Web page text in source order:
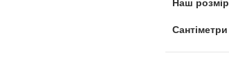
Наш розмір
Сантіметри